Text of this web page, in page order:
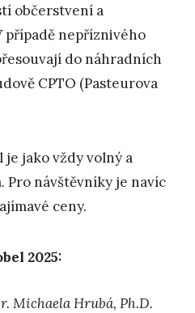
občerstvení a
případě nepříznivého
do náhradních
CPTO (Pasteurova
je jako vždy volný a
návštěvníky je navíc
ceny.
2025:
Michaela Hrubá, Ph.D.